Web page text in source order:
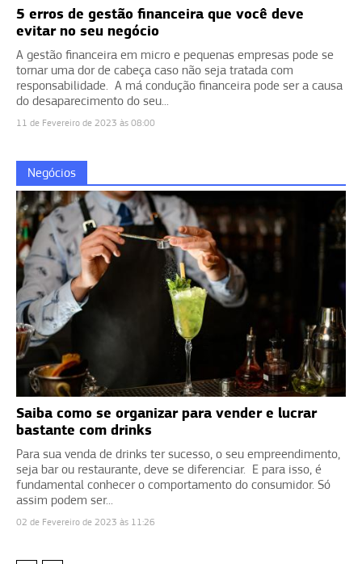
5 erros de gestão financeira que você deve
evitar no seu negócio
A gestão financeira em micro e pequenas empresas pode se
tornar uma dor de cabeça caso não seja tratada com
responsabilidade. A má condução financeira pode ser a causa
do desaparecimento do seu...
11 de Fevereiro de 2023 às 08:00
Negócios
Saiba como se organizar para vender e lucrar
bastante com drinks
Para sua venda de drinks ter sucesso, o seu empreendimento,
seja bar ou restaurante, deve se diferenciar. E para isso, é
fundamental conhecer o comportamento do consumidor. Só
assim podem ser...
02 de Fevereiro de 2023 às 11:26